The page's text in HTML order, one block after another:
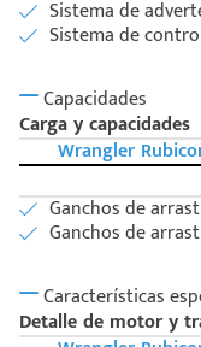
Sistema de
Sistema de
Capacidades
Carga y capacidades
Wrangler
Ganchos de
Ganchos de
Características
Detalle de motor y